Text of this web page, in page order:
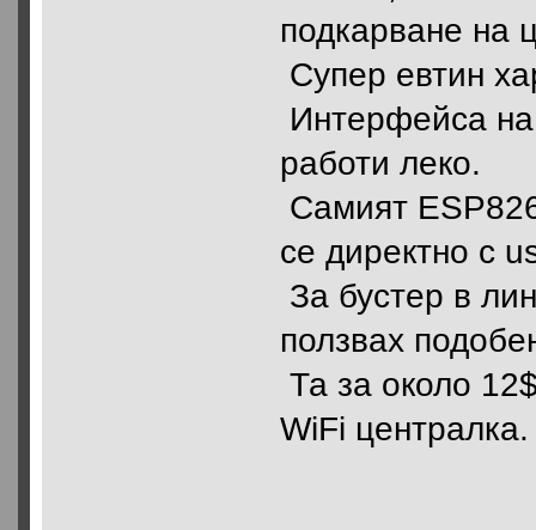
подкарване на
Супер евтин
Интерфейса
работи леко.
Самият
се директно с
За бустер в
ползвах
Та за около
WiFi